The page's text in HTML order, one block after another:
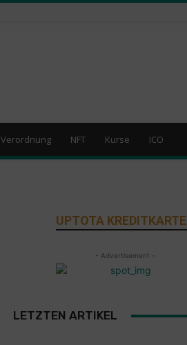
Verordnung NFT Kurse ICO
UPTOTA KREDITKARTE
- Advertisement -
LETZTEN ARTIKEL